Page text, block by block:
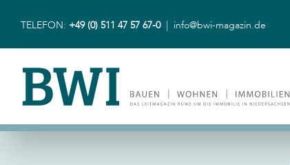
InhaltTELEFON: +49 (0) 511 47 57 67-0 info@bwi-magazin.de